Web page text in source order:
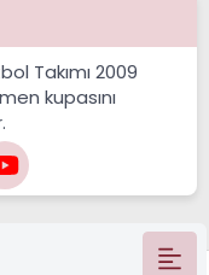
Takımı 2009
kupasını